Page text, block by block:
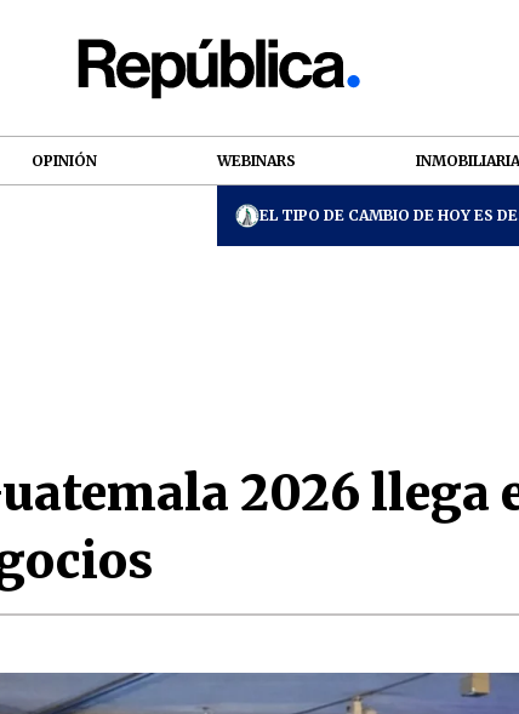
OPINIÓN WEBINARS INMOBILIARIA
EL TIPO DE CAMBIO DE HOY ES
2026 llega